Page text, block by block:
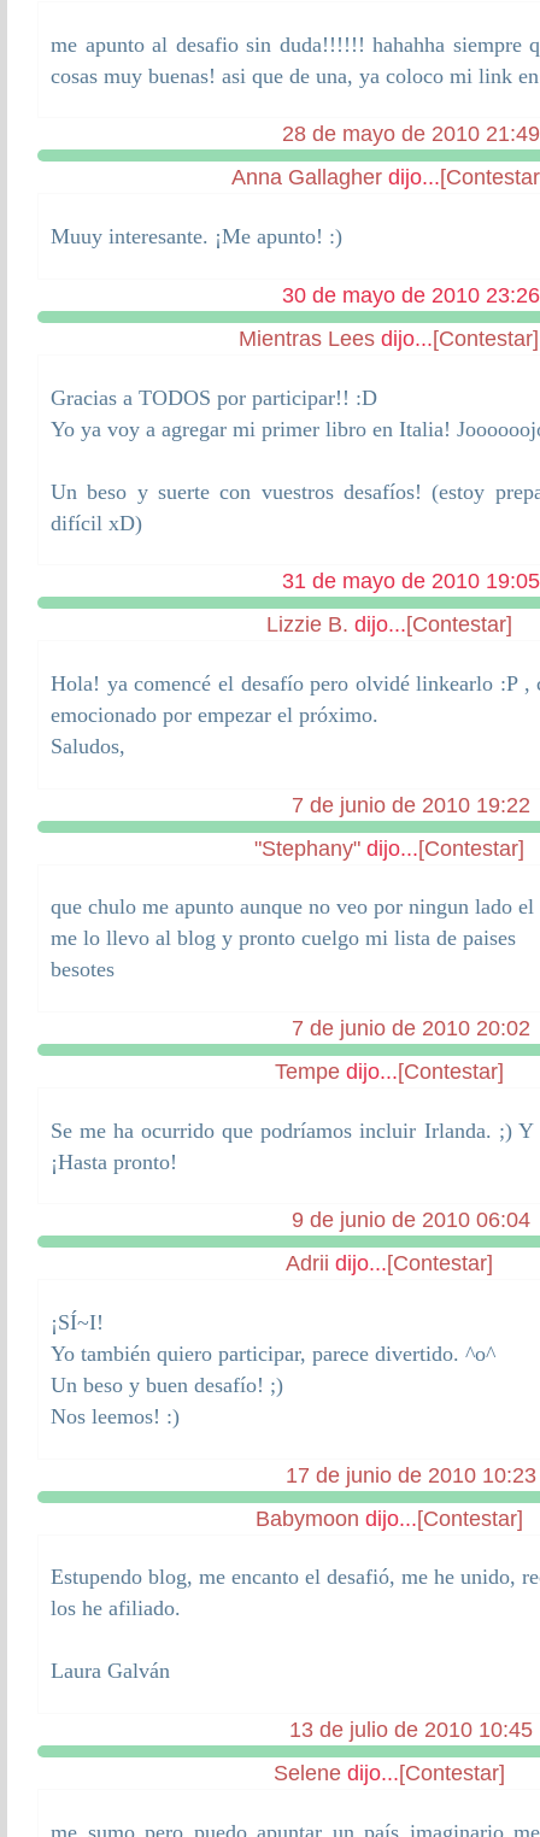
me apunto al desafio sin duda!!!!!! hahahha siempre
cosas muy buenas! asi que de una, ya coloco mi link
28 de mayo de 2010 21:49
Anna Gallagher dijo...
Muuy interesante. ¡Me apunto! :)
30 de mayo de 2010 23:26
Mientras Lees dijo...[Contestar]
Gracias a TODOS por participar!! :D
Yo ya voy a agregar mi primer libro en Italia!
Un beso y suerte con vuestros desafíos! (estoy
difícil xD)
31 de mayo de 2010 19:05
Lizzie B. dijo...[Contestar]
Hola! ya comencé el desafío pero olvidé linkearlo :P ,
emocionado por empezar el próximo.
Saludos,
7 de junio de 2010 19:22
"Stephany"dijo...[Contestar]
que chulo me apunto aunque no veo por ningun lado
me lo llevo al blog y pronto cuelgo mi lista de paises
besotes
7 de junio de 2010 20:02
Tempedijo...[Contestar]
Se me ha ocurrido que podríamos incluir Irlanda. ;)
¡Hasta pronto!
9 de junio de 2010 06:04
Adrii dijo...[Contestar]
¡SÍ~I!
Yo también quiero participar, parece divertido. ^o^
Un beso y buen desafío! ;)
Nos leemos! :)
17 de junio de 2010 10:23
Babymoon dijo...[Contestar]
Estupendo blog, me encanto el desafió, me he unido,
los he afiliado.
Laura Galván
13 de julio de 2010 10:45
Selenedijo...[Contestar]
me sumo pero puedo apuntar un país imaginario